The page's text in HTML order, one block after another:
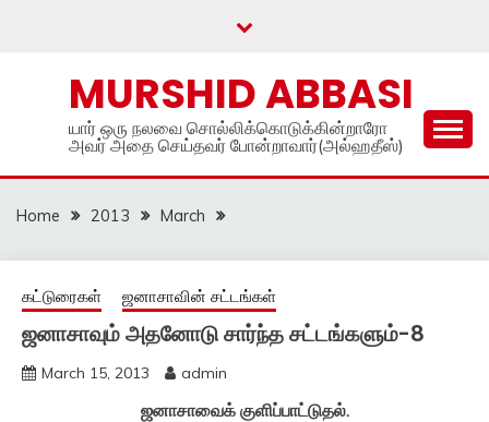
MURSHID ABBASI
யார் ஒரு நலவை சொல்லிக்கொடுக்கின்றாரோ
அவர் அதை செய்தவர் போன்றாவார்(அல்ஹதீஸ்)
Home 2013 March
கட்டுரைகள் ஜனாசாவின் சட்டங்கள்
ஜனாசாவும் அதனோடு சார்ந்த சட்டங்களும்-8
March 15, 2013 admin
ஜனாசாவைக் குளிப்பாட்டுதல்.